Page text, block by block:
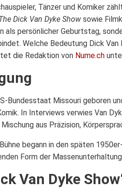
Tänzer und Komiker
Dick Van Dyke Show sowie
als persönlicher Geburtstag,
Welche Bedeutung Dick
die Redaktion von Nume.ch
Bundesstaat Missouri geboren
In Interviews verwies Van
aus Präzision,
begann in den späten
Form der
Van Dyke